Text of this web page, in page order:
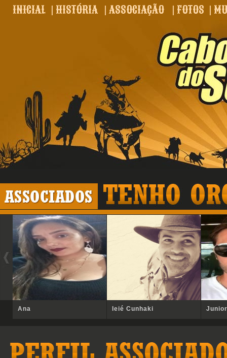
INICIAL | HISTÓRIA | ASSOCIAÇÃO | FOTOS |
Ana Ieié Cunhaki Junior